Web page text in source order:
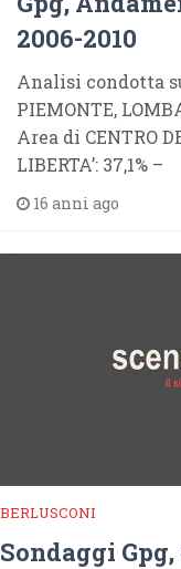
2006-2010
Analisi condotta
PIEMONTE,
Area di CENTRO
LIBERTA’: 37,1% –
16 anni ago
BERLUSCONI
Sondaggi